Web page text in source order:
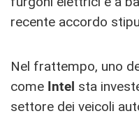
recente accordo
Nel frattempo, uno
come Intel sta
settore dei veicoli